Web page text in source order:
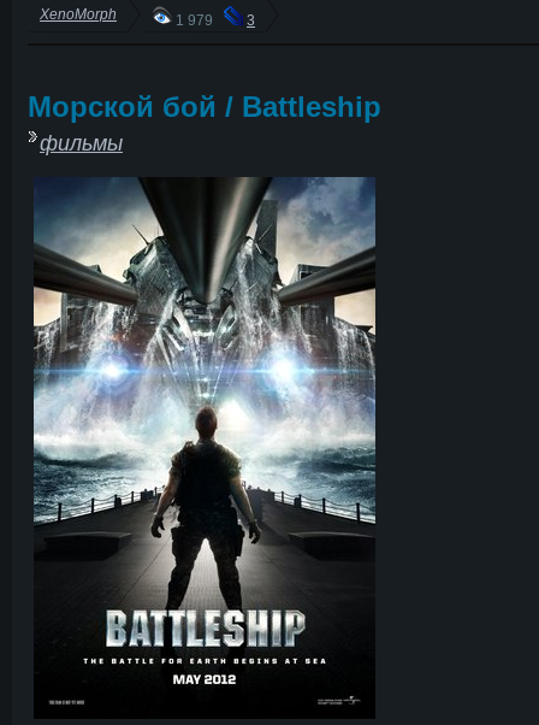
XenoMorph 1 979 3
Морской бой / Battleship
фильмы